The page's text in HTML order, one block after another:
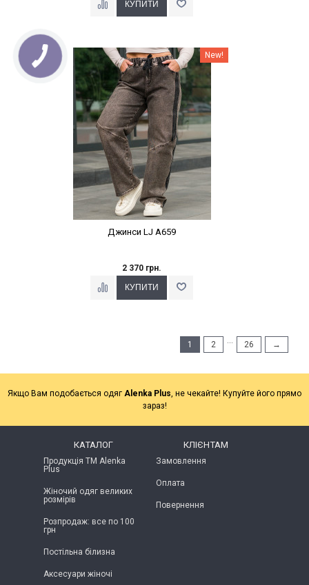
Наклейки Варіант з % New!
Джинси LJ A659
2 370 грн.
1 2 26 →
Якщо Вам подобається одяг Alenka Plus , не чекайте! Купуйте його прямо
зараз!
КАТАЛОГ
Продукція ТМ Alenka
Plus
Жіночий одяг великих
розмірів
Розпродаж: все по 100
грн
Постільна білизна
Аксесуари жіночі
КЛІЄНТАМ
Замовлення
Оплата
Повернення